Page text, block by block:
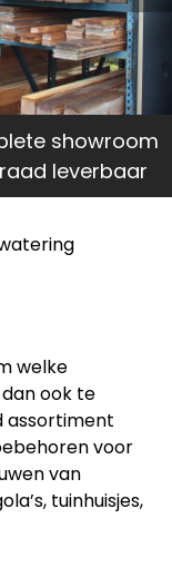
showroom
leverbaar
welke
ook te
assortiment
voor
van
tuinhuisjes,